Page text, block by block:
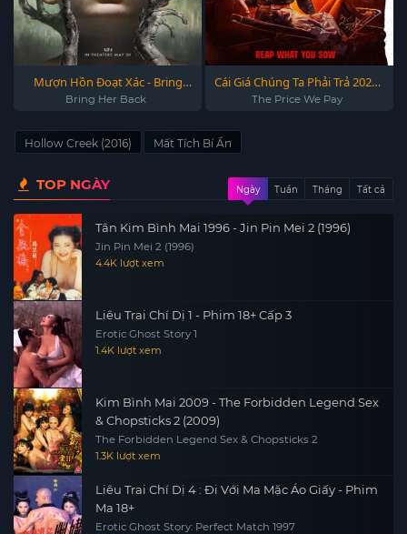
Mượn Hồn Đoạt Xác - Bring
Her Back 2025
Bring Her Back
Cái Giá Chúng Ta Phải Trả 2023 -
The Price We Pay 2023
The Price We Pay
Hollow Creek (2016) Mất Tích Bí Ẩn
TOP NGÀY Ngày Tuần Tháng Tất cả
Tân Kim Bình Mai 1996 - Jin Pin Mei 2 (1996)
Jin Pin Mei 2 (1996)
4.4K lượt xem
Liêu Trai Chí Dị 1 - Phim 18+ Cấp 3
Erotic Ghost Story 1
1.4K lượt xem
Kim Bình Mai 2009 - The Forbidden Legend Sex
& Chopsticks 2 (2009)
The Forbidden Legend Sex & Chopsticks 2
1.3K lượt xem
Liêu Trai Chí Dị 4 : Đi Với Ma Mặc Áo Giấy - Phim
Ma 18+
Erotic Ghost Story: Perfect Match 1997